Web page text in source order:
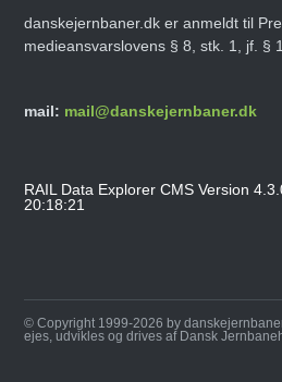
danskejernbaner.dk er anmeldt til
medieansvarslovens § 8, stk. 1, jf. §
mail: mail@danskejernbaner.dk
RAIL Data Explorer CMS Version
20:18:21
© Copyright 1999-2026 by
ejes, udvikles og drives af Dansk